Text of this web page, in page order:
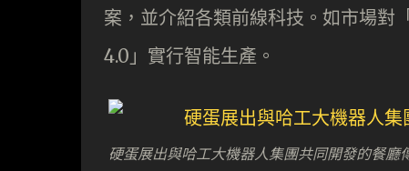
案，並介紹各類前線科技。如市場對
4.0」實行智能生產。
硬蛋展出與哈工大機器人集團共同開發的餐廳